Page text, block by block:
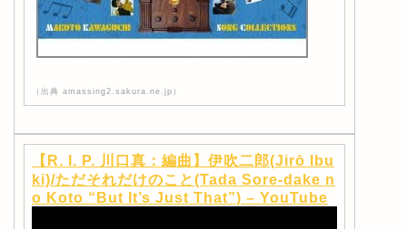
（出典 amassing2.sakura.ne.jp）
【R. I. P. 川口真：編曲】伊吹二郎(Jirō Ibu
ki)/ただそれだけのこと(Tada Sore-dake n
o Koto “But It’s Just That”) – YouTube